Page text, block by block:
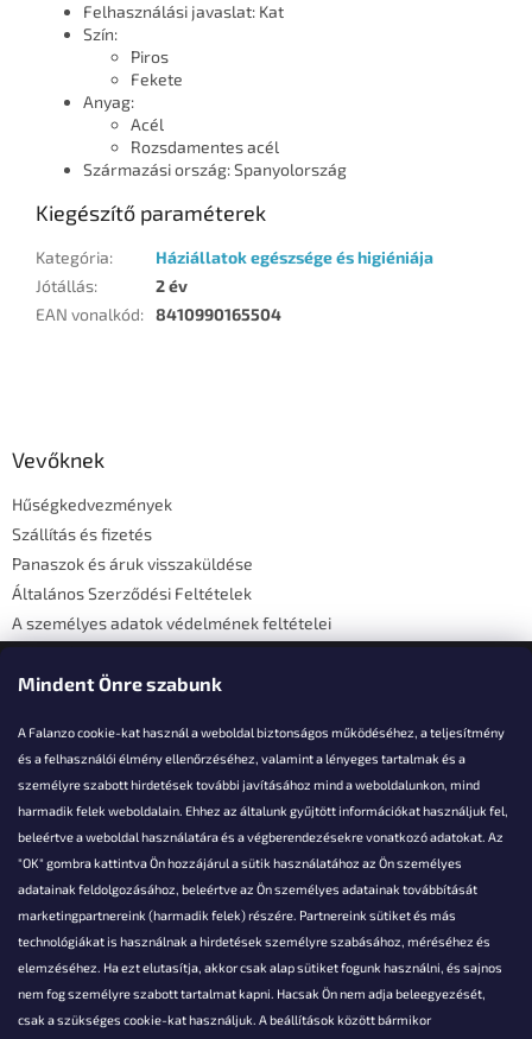
Mindent Önre szabunk
A Falanzo cookie-kat használ a weboldal biztonságos működéséhez, a teljesítmény
és a felhasználói élmény ellenőrzéséhez, valamint a lényeges tartalmak és a
személyre szabott hirdetések további javításához mind a weboldalunkon, mind
harmadik felek weboldalain. Ehhez az általunk gyűjtött információkat használjuk fel,
beleértve a weboldal használatára és a végberendezésekre vonatkozó adatokat. Az
"OK" gombra kattintva Ön hozzájárul a sütik használatához az Ön személyes
adatainak feldolgozásához, beleértve az Ön személyes adatainak továbbítását
marketingpartnereink (harmadik felek) részére. Partnereink sütiket és más
technológiákat is használnak a hirdetések személyre szabásához, méréséhez és
elemzéséhez. Ha ezt elutasítja, akkor csak alap sütiket fogunk használni, és sajnos
nem fog személyre szabott tartalmat kapni. Hacsak Ön nem adja beleegyezését,
csak a szükséges cookie-kat használjuk. A beállítások között bármikor
Felhasználási javaslat: Kat
Szín:
Piros
Fekete
Anyag:
Acél
Rozsdamentes acél
Származási ország: Spanyolország
Kiegészítő paraméterek
Kategória:
Háziállatok egészsége és higiéniája
Jótállás:
2 év
EAN vonalkód: 8410990165504
Vevőknek
Hűségkedvezmények
Szállítás és fizetés
Panaszok és áruk visszaküldése
Általános Szerződési Feltételek
A személyes adatok védelmének feltételei
Elérhetőségi adatok
Akarsz kérdezni valamit?
info@falanzo.hu